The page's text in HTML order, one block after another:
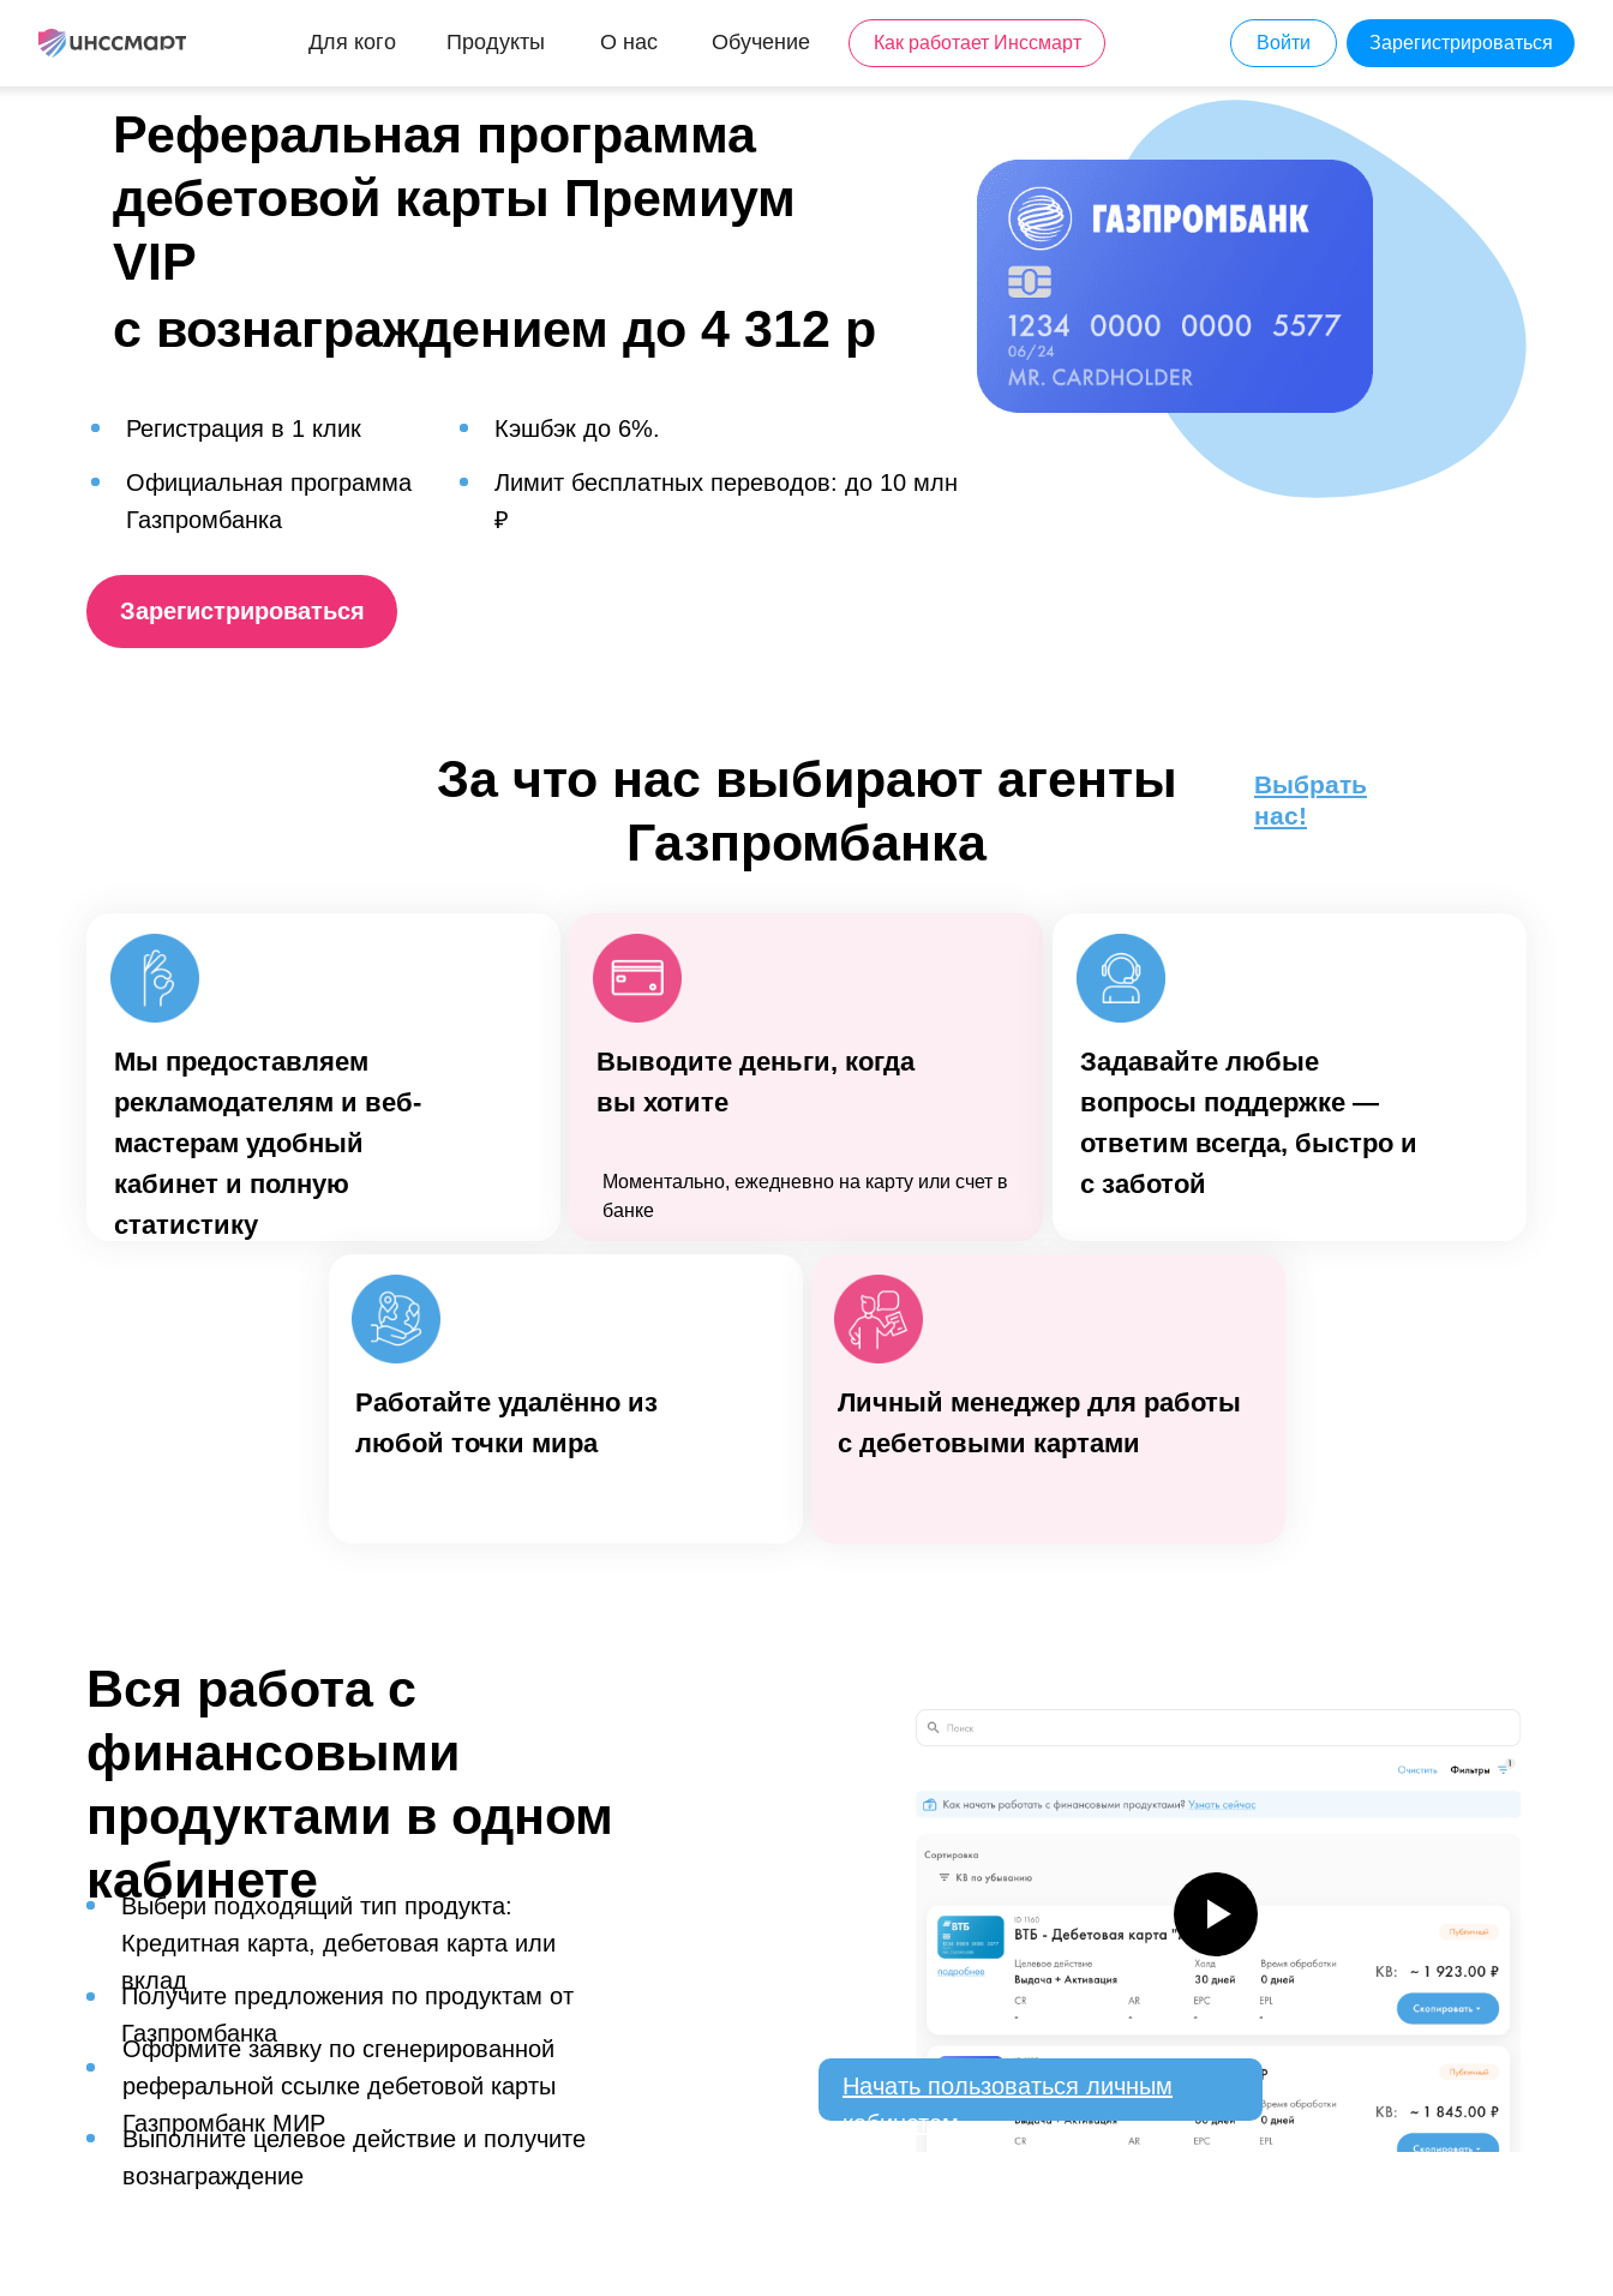
Зарегистрироваться
Как работает Инссмарт Войти
Для кого Продукты О нас Обучение
Реферальная программа
дебетовой карты Премиум
VIP
Регистрация в 1 клик
Официальная программа
Газпромбанка
Кэшбэк до 6%.
Лимит бесплатных переводов: до 10 млн
₽
Зарегистрироваться
с вознаграждением до 4 312 р
За что нас выбирают агенты
Газпромбанка
Выбрать
нас!
Мы предоставляем
рекламодателям и веб-
мастерам удобный
кабинет и полную
статистику
Выводите деньги, когда
вы хотите
Моментально, ежедневно на карту или счет в
банке
Задавайте любые
вопросы поддержке —
ответим всегда, быстро и
с заботой
Работайте удалённо из
любой точки мира
Личный менеджер для работы
с дебетовыми картами
Вся работа с
финансовыми
продуктами в одном
кабинете
Выбери подходящий тип продукта:
Кредитная карта, дебетовая карта или
вклад
Получите предложения по продуктам от
Газпромбанка
Оформите заявку по сгенерированной
реферальной ссылке дебетовой карты
Газпромбанк МИР
Выполните целевое действие и получите
вознаграждение
Начать пользоваться личным
кабинетом